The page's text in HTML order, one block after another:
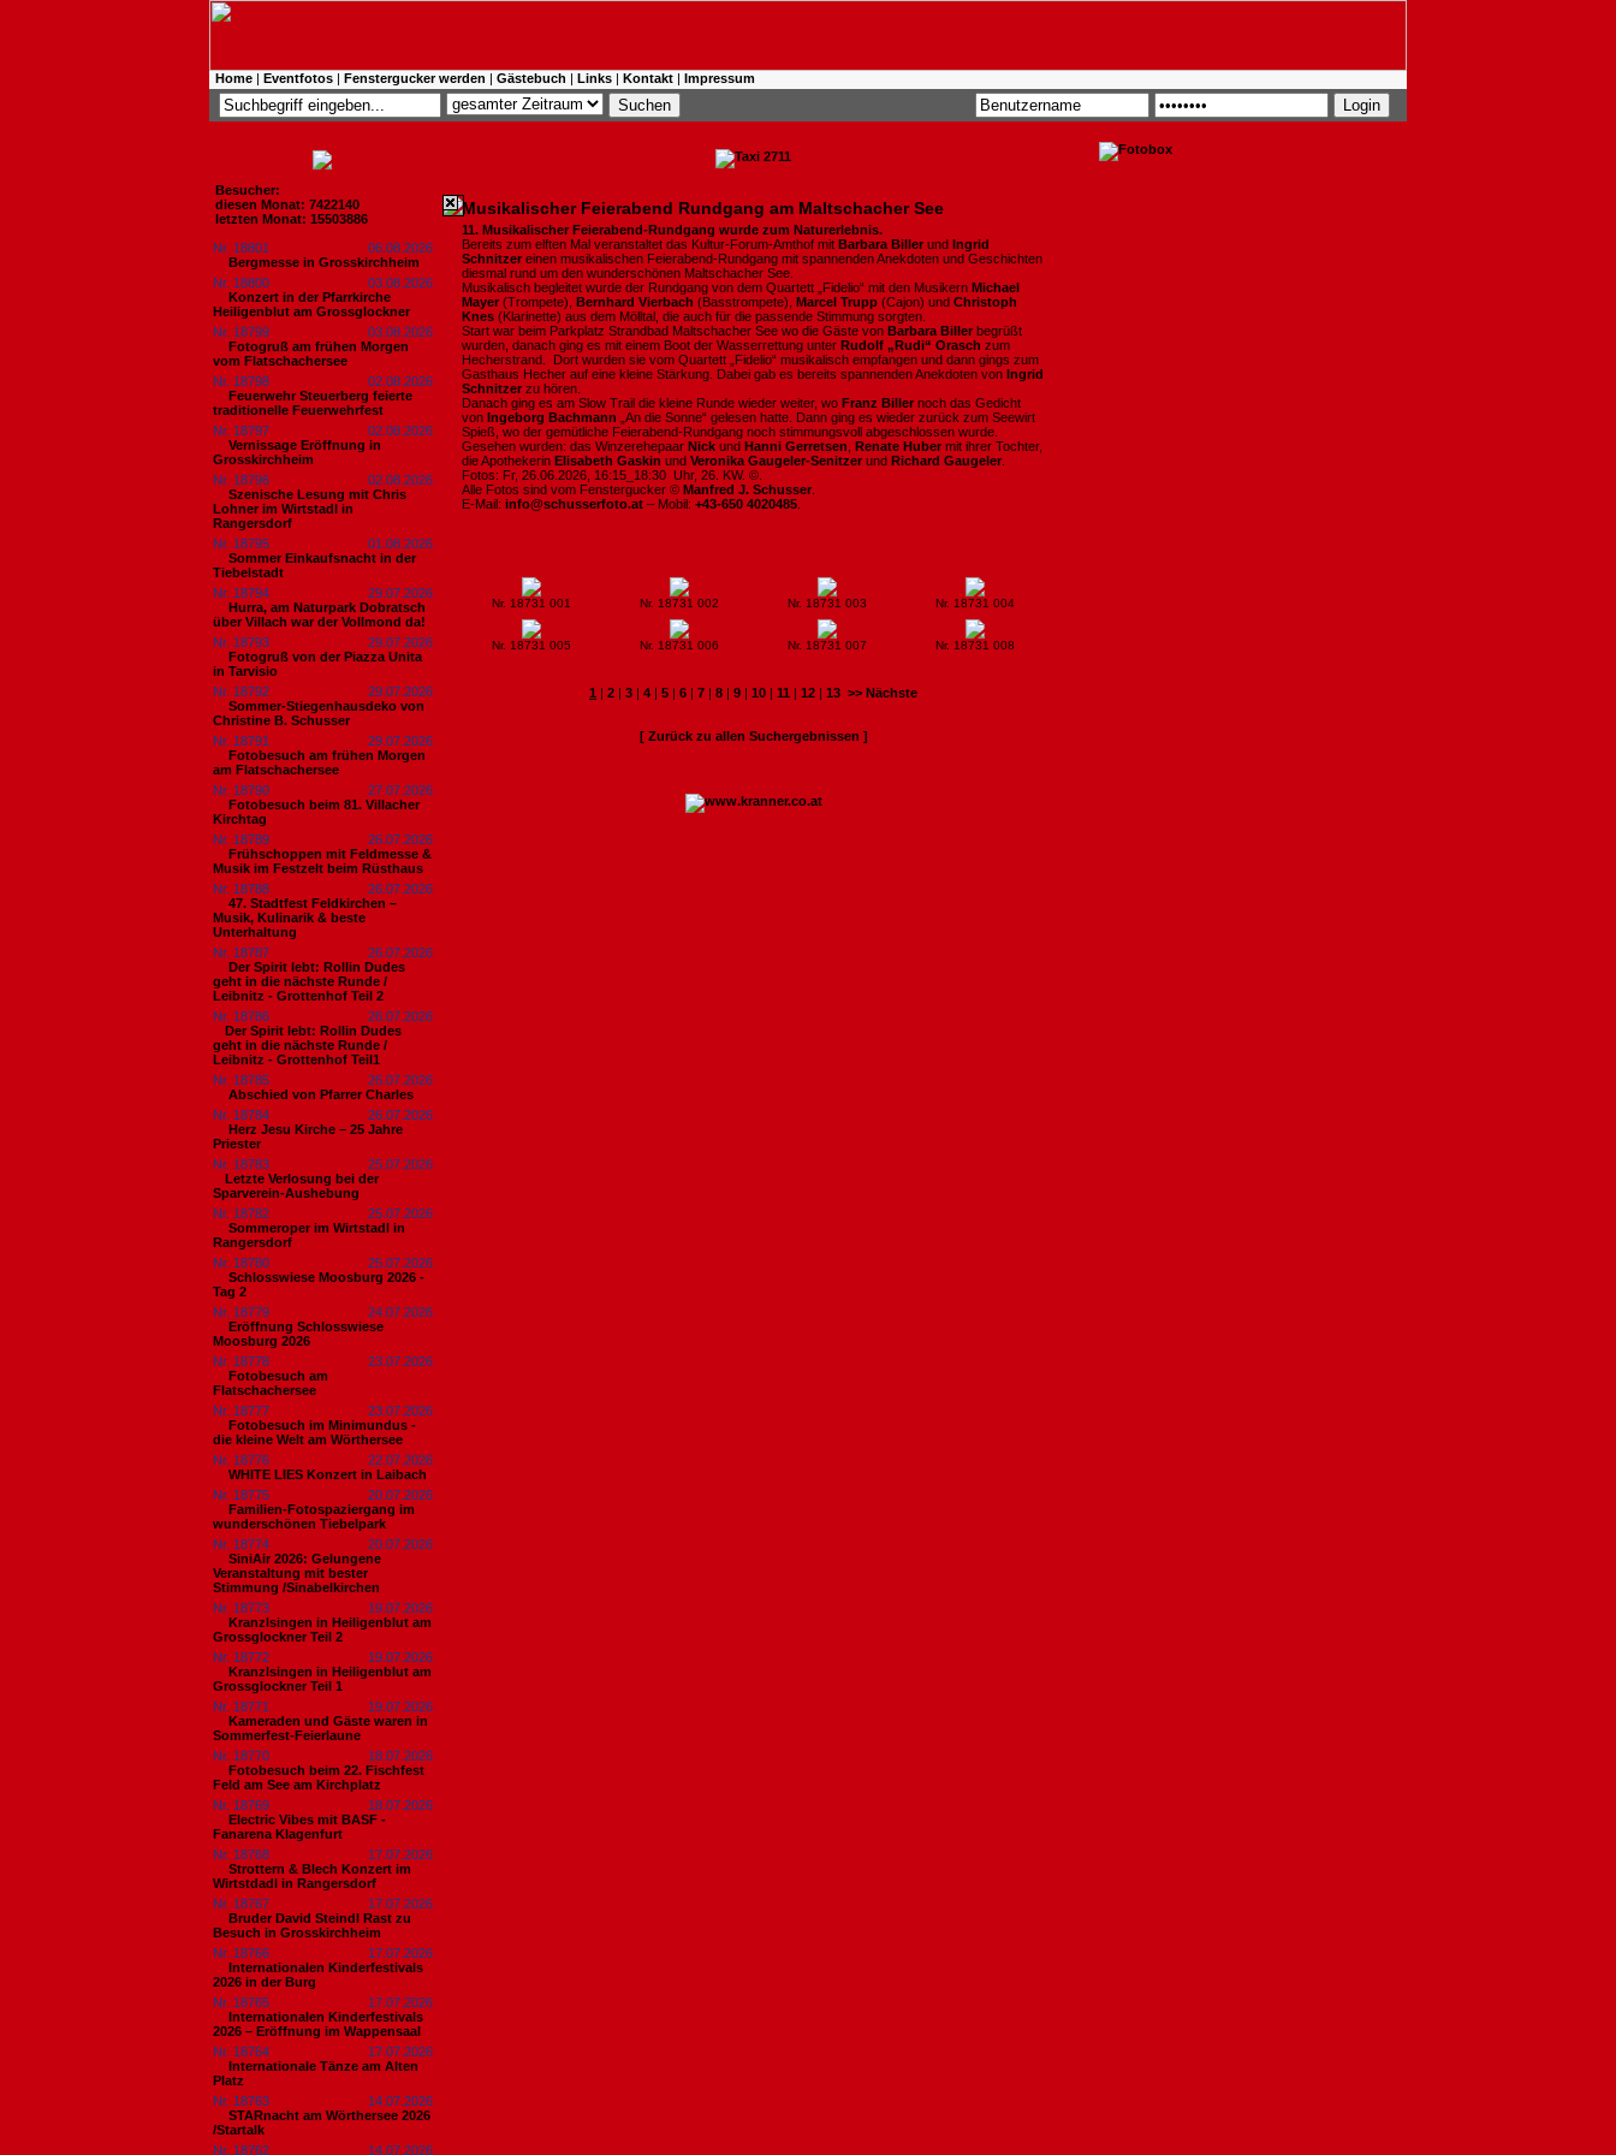
Home | Eventfotos | Fenstergucker werden | Gästebuch | Links | Kontakt | Impressum
Besucher:
diesen Monat: 7422140
letzten Monat: 15503886
Nr. 18801
06.08.2026
Bergmesse in Grosskirchheim
Nr. 18800
03.08.2026
Konzert in der Pfarrkirche
Heiligenblut am Grossglockner
Nr. 18799
03.08.2026
Fotogruß am frühen Morgen
vom Flatschachersee
Nr. 18798
02.08.2026
Feuerwehr Steuerberg feierte
traditionelle Feuerwehrfest
Nr. 18797
02.08.2026
Vernissage Eröffnung in
Grosskirchheim
Nr. 18796
02.08.2026
Szenische Lesung mit Chris
Lohner im Wirtstadl in
Rangersdorf
Nr. 18795
01.08.2026
Sommer Einkaufsnacht in der
Tiebelstadt
Nr. 18794
29.07.2026
Hurra, am Naturpark Dobratsch
über Villach war der Vollmond da!
Nr. 18793
29.07.2026
Fotogruß von der Piazza Unita
in Tarvisio
Nr. 18792
29.07.2026
Sommer-Stiegenhausdeko von
Christine B. Schusser
Nr. 18791
29.07.2026
Fotobesuch am frühen Morgen
am Flatschachersee
Nr. 18790
27.07.2026
Fotobesuch beim 81. Villacher
Kirchtag
Nr. 18789
26.07.2026
Frühschoppen mit Feldmesse &
Musik im Festzelt beim Rüsthaus
Nr. 18788
26.07.2026
47. Stadtfest Feldkirchen –
Musik, Kulinarik & beste
Unterhaltung
Nr. 18787
26.07.2026
Der Spirit lebt: Rollin Dudes
geht in die nächste Runde /
Leibnitz - Grottenhof Teil 2
Nr. 18786
26.07.2026
​Der Spirit lebt: Rollin Dudes
geht in die nächste Runde /
Leibnitz - Grottenhof Teil1
Nr. 18785
26.07.2026
Abschied von Pfarrer Charles
Nr. 18784
26.07.2026
Herz Jesu Kirche – 25 Jahre
Priester
Nr. 18783
25.07.2026
​Letzte Verlosung bei der
Sparverein-Aushebung
Nr. 18782
25.07.2026
Sommeroper im Wirtstadl in
Rangersdorf
Nr. 18780
25.07.2026
Schlosswiese Moosburg 2026 -
Tag 2
Nr. 18779
24.07.2026
Eröffnung Schlosswiese
Moosburg 2026
Nr. 18778
23.07.2026
Fotobesuch am
Flatschachersee
Nr. 18777
23.07.2026
Fotobesuch im Minimundus -
die kleine Welt am Wörthersee
Nr. 18776
22.07.2026
WHITE LIES Konzert in Laibach
Nr. 18775
20.07.2026
Familien-Fotospaziergang im
wunderschönen Tiebelpark
Nr. 18774
20.07.2026
SiniAir 2026: Gelungene
Veranstaltung mit bester
Stimmung /Sinabelkirchen
Nr. 18773
19.07.2026
Kranzlsingen in Heiligenblut am
Grossglockner Teil 2
Nr. 18772
19.07.2026
Kranzlsingen in Heiligenblut am
Grossglockner Teil 1
Nr. 18771
19.07.2026
Kameraden und Gäste waren in
Sommerfest-Feierlaune
Nr. 18770
18.07.2026
Fotobesuch beim 22. Fischfest
Feld am See am Kirchplatz
Nr. 18769
18.07.2026
Electric Vibes mit BASF -
Fanarena Klagenfurt
Nr. 18768
17.07.2026
Strottern & Blech Konzert im
Wirtstdadl in Rangersdorf
Nr. 18767
17.07.2026
Bruder David Steindl Rast zu
Besuch in Grosskirchheim
Nr. 18766
17.07.2026
Internationalen Kinderfestivals
2026 in der Burg
Nr. 18765
17.07.2026
Internationalen Kinderfestivals
2026 – Eröffnung im Wappensaal
Nr. 18764
17.07.2026
Internationale Tänze am Alten
Platz
Nr. 18763
14.07.2026
STARnacht am Wörthersee 2026
/Startalk
Nr. 18762
14.07.2026
Musikalischer Feierabend Rundgang am Maltschacher See
11. Musikalischer Feierabend-Rundgang wurde zum Naturerlebnis.
Bereits zum elften Mal veranstaltet das Kultur-Forum-Amthof mit Barbara Biller und Ingrid
Schnitzer einen musikalischen Feierabend-Rundgang mit spannenden Anekdoten und Geschichten
diesmal rund um den wunderschönen Maltschacher See.
Musikalisch begleitet wurde der Rundgang von dem Quartett „Fidelio“ mit den Musikern Michael
Mayer (Trompete), Bernhard Vierbach (Basstrompete), Marcel Trupp (Cajon) und Christoph
Knes (Klarinette) aus dem Mölltal, die auch für die passende Stimmung sorgten.
Start war beim Parkplatz Strandbad Maltschacher See wo die Gäste von Barbara Biller begrüßt
wurden, danach ging es mit einem Boot der Wasserrettung unter Rudolf „Rudi“ Orasch zum
Hecherstrand. Dort wurden sie vom Quartett „Fidelio“ musikalisch empfangen und dann gings zum
Gasthaus Hecher auf eine kleine Stärkung. Dabei gab es bereits spannenden Anekdoten von Ingrid
Schnitzer zu hören.
Danach ging es am Slow Trail die kleine Runde wieder weiter, wo Franz Biller noch das Gedicht
von Ingeborg Bachmann „An die Sonne“ gelesen hatte. Dann ging es wieder zurück zum Seewirt
Spieß, wo der gemütliche Feierabend-Rundgang noch stimmungsvoll abgeschlossen wurde.
Gesehen wurden: das Winzerehepaar Nick und Hanni Gerretsen Renate Huber mit ihrer Tochter,
die Apothekerin Elisabeth Gaskin und Veronika Gaugeler-Senitzer und Richard Gaugeler
Fotos: Fr, 26.06.2026, 16:15_18:30 Uhr, 26. KW. ©.
Alle Fotos sind vom Fenstergucker © Manfred J. Schusser
E-Mail: info@schusserfoto.at – Mobil: +43-650 4020485
Nr. 18731 001 Nr. 18731 002 Nr. 18731 003 Nr. 18731 004
Nr. 18731 005 Nr. 18731 006 Nr. 18731 007 Nr. 18731 008
1 | 2 | 3 | 4 | 5 | 6 | 7 | 8 | 9 | 10 | 11 | 12 | 13 >> Nächste
[ Zurück zu allen Suchergebnissen ]